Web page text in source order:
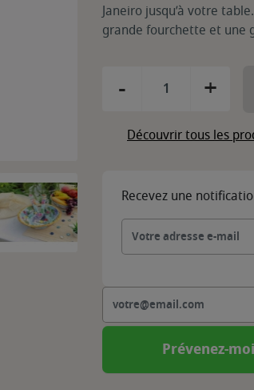
Janeiro jusqu’à votre
grande fourchette et une
- +
Découvrir tous les
Recevez une
Prévenez-